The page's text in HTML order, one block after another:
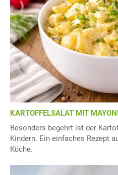
KARTOFFELSALAT MIT
Besonders begehrt ist der
Kindern. Ein einfaches Rezept
Küche.